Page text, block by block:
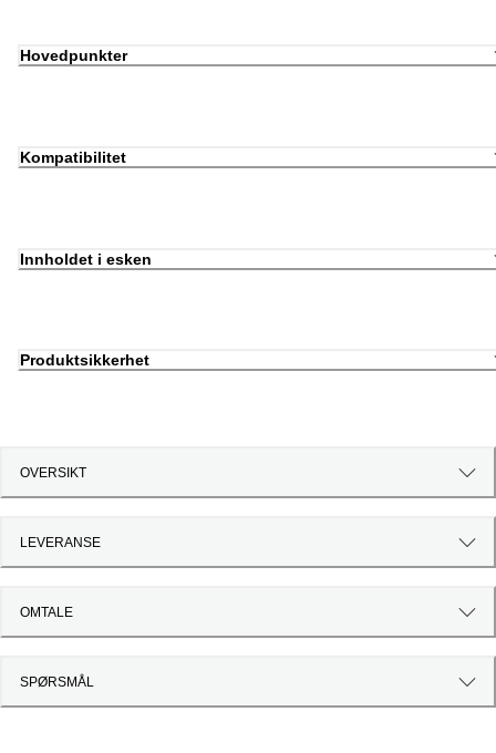
Hovedpunkter
Kompatibilitet
Innholdet i esken
Produktsikkerhet
OVERSIKT
LEVERANSE
OMTALE
SPØRSMÅL